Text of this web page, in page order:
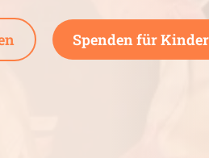
Spenden für Kinder